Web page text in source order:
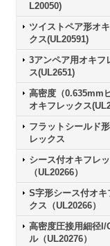
L20050)
ツイストペア形オ
クス(UL20591)
3アンペア用オキフ
ス(UL2651)
高密度（0.635mm
オキフレックス
フラットシールド
レックス
シース付オキフレ
（UL20266）
S字形シース付オキ
クス（UL20266）
高密度圧接用細径I/
ル（UL20276）